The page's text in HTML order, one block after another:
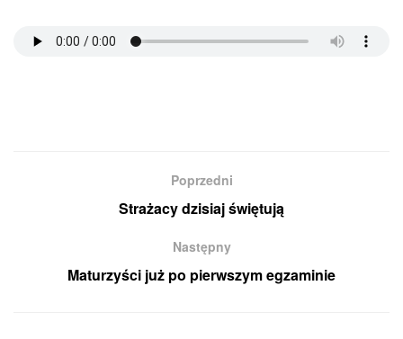
Poprzedni
Strażacy dzisiaj świętują
Następny
Maturzyści już po pierwszym egzaminie